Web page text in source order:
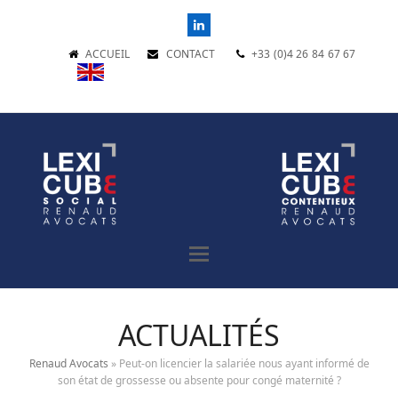
LinkedIn
ACCUEIL CONTACT +33 (0)4 26 84 67 67
ACTUALITÉS
Renaud Avocats » Peut-on licencier la salariée nous ayant informé de
son état de grossesse ou absente pour congé maternité ?